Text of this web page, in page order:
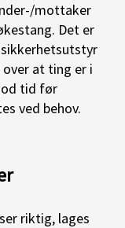
mottaker
Det er
at ting er i
tid før
ved behov.
riktig, lages